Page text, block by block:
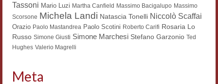
Hagiographica Coreana
Koreanische Literatur und Kultur
Scrittori latini dell’Europa medioevale
Tassoni Mario Luzi Martha Canfield Massimo Bacigalupo Massimo
Scorsone Michela Landi Natascia Tonelli Niccolò Scaffai
Orazio Paolo Mastandrea Paolo Scotini Roberto Carifi Rosaria Lo
Russo Simone Giusti Simone Marchesi Stefano Garzonio Ted
Hughes Valerio Magrelli
Meta